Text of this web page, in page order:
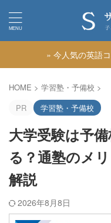
» 今人気の英語
HOME > 学習塾・予備校 >
PR
学習塾・予備校
大学受験は予
る？通塾のメ
解説
2026年8月8日